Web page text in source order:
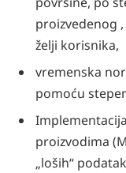
proizvedenog
želji korisnika,
vremenska
pomoću
proizvodima
„loših“